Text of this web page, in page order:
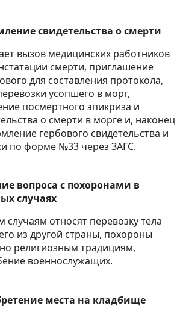
свидетельства о смерти
вызов медицинских работников
смерти, приглашение
для составления протокола,
усопшего в морг,
посмертного эпикриза и
о смерти в морге и, наконец
гербового свидетельства и
по форме №33 через ЗАГС.
вопроса с похоронами в
случаях
случаям относят перевозку тела
из другой страны, похороны
религиозным традициям,
военнослужащих.
места на кладбище